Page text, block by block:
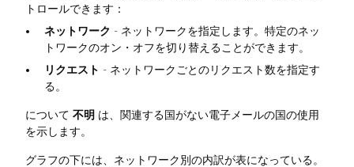
トロールできます：
ネットワーク - ネットワークを指定します。特定のネッ
トワークのオン・オフを切り替えることができます。
リクエスト - ネットワークごとのリクエスト数を指定す
る。
について 不明 は、関連する国がない電子メールの国の使用
を示します。
グラフの下には、ネットワーク別の内訳が表になっている。